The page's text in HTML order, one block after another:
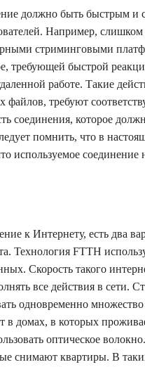
должно быть быстрым и
Например,
стриминговыми
требующей быстрой
работе. Такие
файлов, требуют
соединения, которое
помнить, что в
используемое соединение
к Интернету, есть два
Технология FTTH
Скорость такого
все действия в сети.
одновременно
в домах, в которых
оптическое
снимают квартиры. В